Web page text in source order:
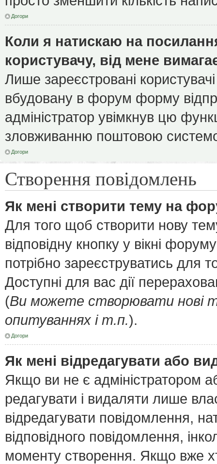
Догори
Коли я натискаю на
користувачу, від мене
Лише зареєстровані
вбудовану в форум форму
адміністратор увімкнув цю
зловживанню поштовою
Догори
Створення повідомлень
Як мені створити тему на
Для того щоб створити нову
відповідну кнопку у вікні
потрібно зареєструватись для
Доступні для вас дії
(Ви можете створювати нові
опитуваннях і т.п.).
Догори
Як мені відредагувати або
Якщо ви не є адміністратором
редагувати і видаляти лише
відредагувати повідомлення,
відповідного повідомлення,
моменту створення. Якщо вже